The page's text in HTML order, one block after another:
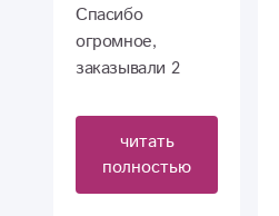
Спасибо
огромное,
заказывали 2
друзьям на др,
оперативно
отреагировали,
доставили во
читать
полностью